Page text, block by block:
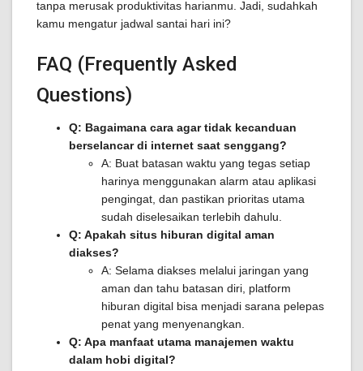
tanpa merusak produktivitas harianmu. Jadi, sudahkah
kamu mengatur jadwal santai hari ini?
FAQ (Frequently Asked
Questions)
Q: Bagaimana cara agar tidak kecanduan
berselancar di internet saat senggang?
A: Buat batasan waktu yang tegas setiap
harinya menggunakan alarm atau aplikasi
pengingat, dan pastikan prioritas utama
sudah diselesaikan terlebih dahulu.
Q: Apakah situs hiburan digital aman
diakses?
A: Selama diakses melalui jaringan yang
aman dan tahu batasan diri, platform
hiburan digital bisa menjadi sarana pelepas
penat yang menyenangkan.
Q: Apa manfaat utama manajemen waktu
dalam hobi digital?